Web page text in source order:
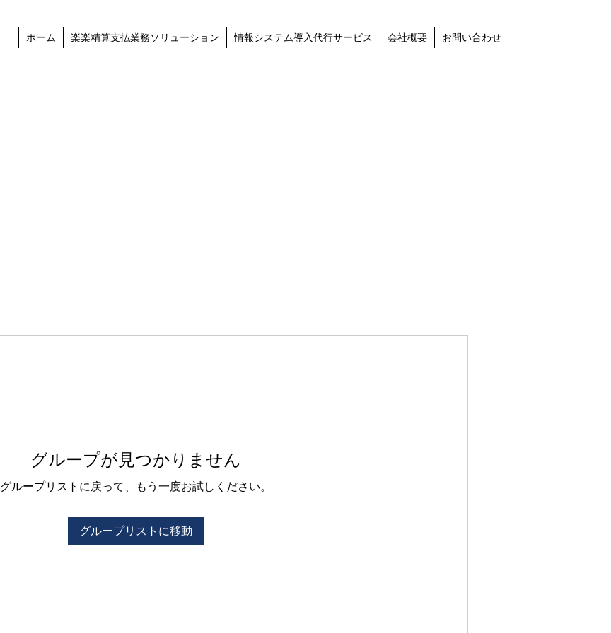
ホーム 楽楽精算支払業務ソリューション 情報システム導入代行サービス 会社概要 お問い合わせ
グループが見つかりません
グループリストに戻って、もう一度お試しください。
グループリストに移動